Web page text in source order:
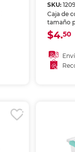
SKU:
Caja de
tamaño
31 x 21 x
cartón
envíos
$4.50